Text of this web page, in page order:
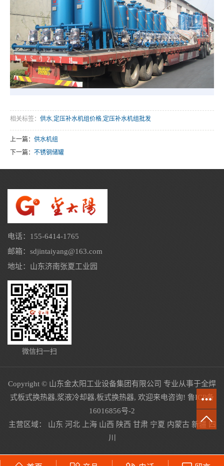
相关标签： 供水,定压补水机组价格,定压补水机组批发
上一篇： 供水机组
下一篇： 不锈钢储罐
电话：155-6414-1765
邮箱：sdjintaiyang@163.com
地址：山东济南张夏工业园
微信扫一扫
Copyright © 山东金太阳工业设备集团有限公司 专业从事于全焊
式板式换热器,浆液冷却器,板式换热器, 欢迎来电咨询! 鲁ICP备
16016856号-2
主营区域： 山东 河北 上海 山西 陕西 甘肃 宁夏 内蒙古 新疆 四
川